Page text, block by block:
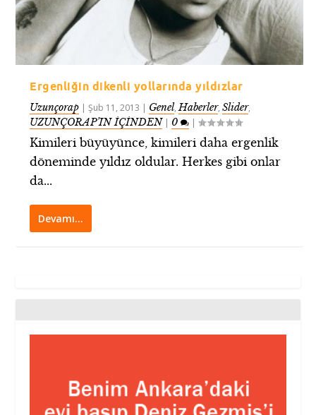
Ergenliğin dikenli yollarında yıldızlar
Uzunçorap |Şub 11, 2013 | Genel,Haberler,Slider,
UZUNÇORAP’IN İÇİNDEN| 0 |
Kimileri büyüyünce, kimileri daha ergenlik
döneminde yıldız oldular. Herkes gibi onlar
da...
Devamı…